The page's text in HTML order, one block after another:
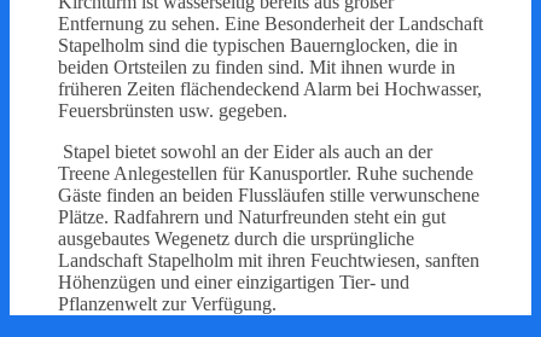
Entfernung zu sehen. Eine Besonderheit der Landschaft
Stapelholm sind die typischen Bauernglocken, die in
beiden Ortsteilen zu finden sind. Mit ihnen wurde in
früheren Zeiten flächendeckend Alarm bei Hochwasser,
Feuersbrünsten usw. gegeben.
Stapel bietet sowohl an der Eider als auch an der
Treene Anlegestellen für Kanusportler. Ruhe suchende
Gäste finden an beiden Flussläufen stille verwunschene
Plätze. Radfahrern und Naturfreunden steht ein gut
ausgebautes Wegenetz durch die ursprüngliche
Landschaft Stapelholm mit ihren Feuchtwiesen, sanften
Höhenzügen und einer einzigartigen Tier- und
Pflanzenwelt zur Verfügung.